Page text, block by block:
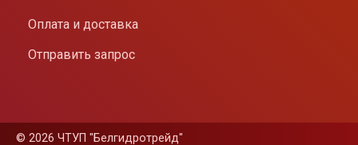
Оплата и доставка
Отправить запрос
© 2026 ЧТУП "Белгидротрейд"